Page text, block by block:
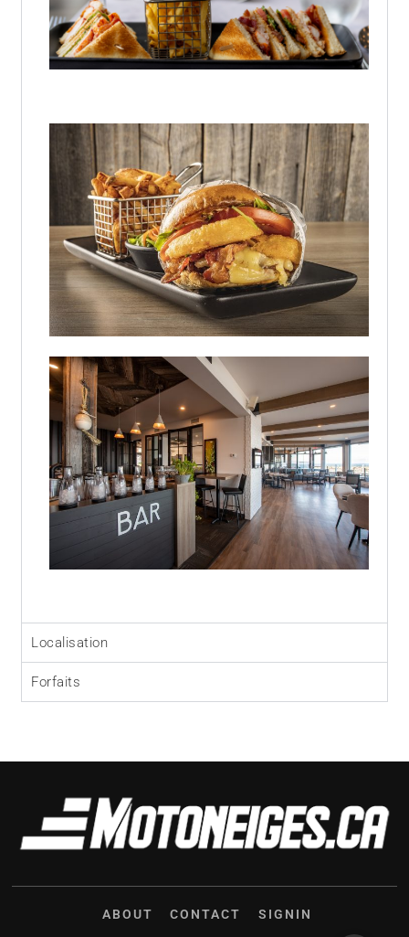
Localisation
Forfaits
ABOUT CONTACT SIGNIN